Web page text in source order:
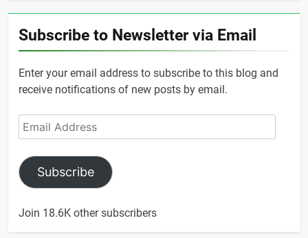
Subscribe to Newsletter via Email
Enter your email address to subscribe to this blog and
receive notifications of new posts by email.
Email
Address
Subscribe
Join 18.6K other subscribers